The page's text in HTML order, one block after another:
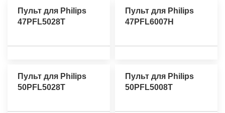
Пульт для Philips
47PFL5028T
Пульт для Philips
47PFL6007H
Пульт для Philips
50PFL5028T
Пульт для Philips
50PFL5008T